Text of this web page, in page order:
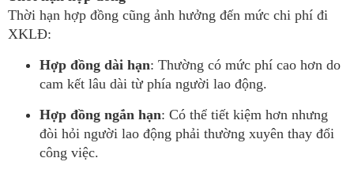
Thời hạn hợp đồng cũng ảnh hưởng đến mức chi phí đi
XKLĐ:
Hợp đồng dài hạn: Thường có mức phí cao hơn do
cam kết lâu dài từ phía người lao động.
Hợp đồng ngắn hạn: Có thể tiết kiệm hơn nhưng
đòi hỏi người lao động phải thường xuyên thay đổi
công việc.